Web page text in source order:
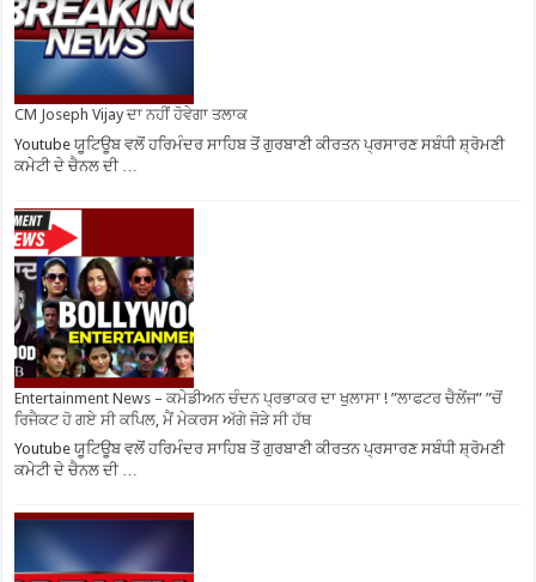
CM Joseph Vijay ਦਾ ਨਹੀਂ ਹੋਵੇਗਾ ਤਲਾਕ
Youtube ਯੂਟਿਊਬ ਵਲੋਂ ਹਰਿਮੰਦਰ ਸਾਹਿਬ ਤੋਂ ਗੁਰਬਾਣੀ ਕੀਰਤਨ ਪ੍ਰਸਾਰਣ ਸਬੰਧੀ ਸ਼੍ਰੋਮਣੀ
ਕਮੇਟੀ ਦੇ ਚੈਨਲ ਦੀ …
Entertainment News – ਕਮੇਡੀਅਨ ਚੰਦਨ ਪ੍ਰਭਾਕਰ ਦਾ ਖੁਲਾਸਾ ! ”ਲਾਫਟਰ ਚੈਲੇਂਜ” ”ਚੋਂ
ਰਿਜੈਕਟ ਹੋ ਗਏ ਸੀ ਕਪਿਲ, ਮੈਂ ਮੇਕਰਸ ਅੱਗੇ ਜੋੜੇ ਸੀ ਹੱਥ
Youtube ਯੂਟਿਊਬ ਵਲੋਂ ਹਰਿਮੰਦਰ ਸਾਹਿਬ ਤੋਂ ਗੁਰਬਾਣੀ ਕੀਰਤਨ ਪ੍ਰਸਾਰਣ ਸਬੰਧੀ ਸ਼੍ਰੋਮਣੀ
ਕਮੇਟੀ ਦੇ ਚੈਨਲ ਦੀ …